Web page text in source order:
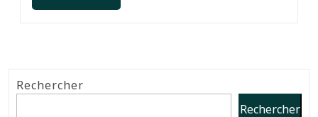
Rechercher
Rechercher